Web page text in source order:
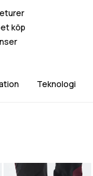
köp
Teknologi